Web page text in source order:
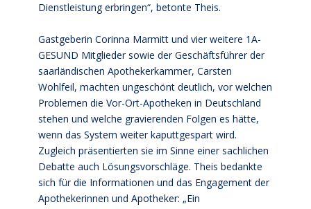
Dienstleistung erbringen“, betonte Theis.
Gastgeberin Corinna Marmitt und vier weitere 1A-
GESUND Mitglieder sowie der Geschäftsführer der
saarländischen Apothekerkammer, Carsten
Wohlfeil, machten ungeschönt deutlich, vor welchen
Problemen die Vor-Ort-Apotheken in Deutschland
stehen und welche gravierenden Folgen es hätte,
wenn das System weiter kaputtgespart wird.
Zugleich präsentierten sie im Sinne einer sachlichen
Debatte auch Lösungsvorschläge. Theis bedankte
sich für die Informationen und das Engagement der
Apothekerinnen und Apotheker: „Ein